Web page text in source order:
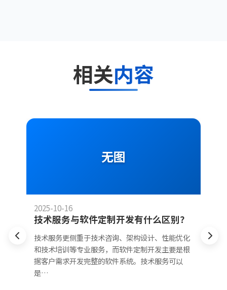
相关内容
无图
2025-10-16
技术服务与软件定制开发有什么区别？
技术服务更侧重于技术咨询、架构设计、性能优化
和技术培训等专业服务，而软件定制开发主要是根
据客户需求开发完整的软件系统。技术服务可以
是…